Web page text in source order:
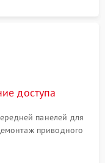
доступа
панелей для
приводного
компрессору,